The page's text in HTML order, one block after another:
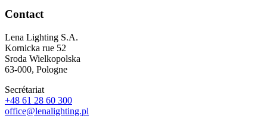
Contact
Lena Lighting S.A.
Kornicka rue 52
Sroda Wielkopolska
63-000, Pologne
Secrétariat
+48 61 28 60 300
office@lenalighting.pl